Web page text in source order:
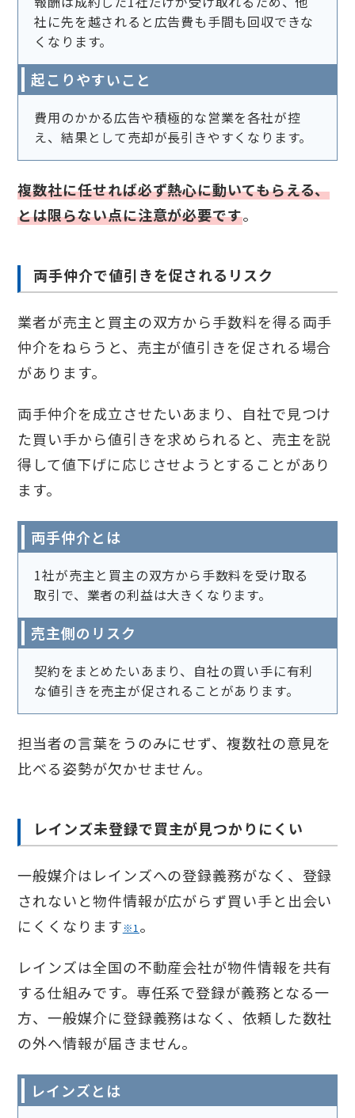
社に先を越されると広告費も手間も回収できな
くなります。
起こりやすいこと
費用のかかる広告や積極的な営業を各社が控
え、結果として売却が長引きやすくなります。
複数社に任せれば必ず熱心に動いてもらえる、
とは限らない点に注意が必要です。
両手仲介で値引きを促されるリスク
業者が売主と買主の双方から手数料を得る両手
仲介をねらうと、売主が値引きを促される場合
があります。
両手仲介を成立させたいあまり、自社で見つけ
た買い手から値引きを求められると、売主を説
得して値下げに応じさせようとすることがあり
ます。
両手仲介とは
1社が売主と買主の双方から手数料を受け取る
取引で、業者の利益は大きくなります。
売主側のリスク
契約をまとめたいあまり、自社の買い手に有利
な値引きを売主が促されることがあります。
担当者の言葉をうのみにせず、複数社の意見を
比べる姿勢が欠かせません。
レインズ未登録で買主が見つかりにくい
一般媒介はレインズへの登録義務がなく、登録
されないと物件情報が広がらず買い手と出会い
にくくなります※1。
レインズは全国の不動産会社が物件情報を共有
する仕組みです。専任系で登録が義務となる一
方、一般媒介に登録義務はなく、依頼した数社
の外へ情報が届きません。
レインズとは